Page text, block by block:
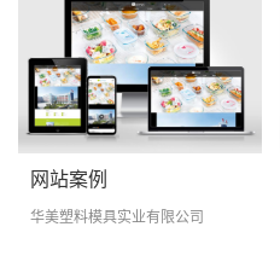
网站案例
华美塑料模具实业有限公司